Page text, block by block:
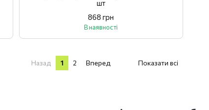
шт
868 грн
В наявності
Назад 1 2 Вперед Показати всі